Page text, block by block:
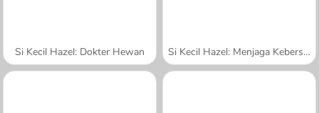
Si Kecil Hazel: Dokter Hewan Si Kecil Hazel: Menjaga Kebersihan